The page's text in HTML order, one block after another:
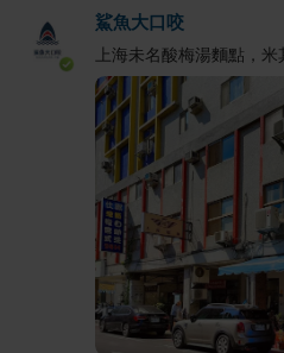
鯊魚大口咬
上海未名酸梅湯麵點，